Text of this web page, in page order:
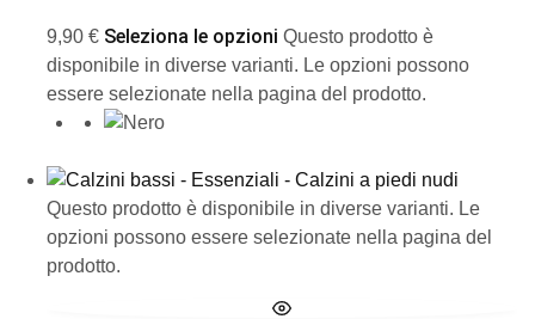
9,90 € Seleziona le opzioni Questo prodotto è
disponibile in diverse varianti. Le opzioni possono
essere selezionate nella pagina del prodotto.
Questo prodotto è disponibile in diverse varianti. Le
opzioni possono essere selezionate nella pagina del
prodotto.